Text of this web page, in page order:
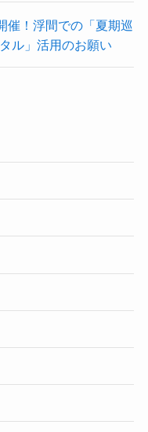
催！浮間での「夏期巡
ル」活用のお願い